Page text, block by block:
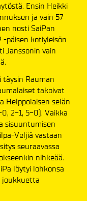
Ensin Heikki
ja vain 57
nosti SaiPan
-päisen kotiyleisön
Janssonin vain
täysin Rauman
takoivat
Helppolaisen selän
2-1, 5-0). Vaikka
sisuuntumisen
Veljiä vastaan
seuraavassa
nihkeää.
löytyi lohkonsa
joukkuetta